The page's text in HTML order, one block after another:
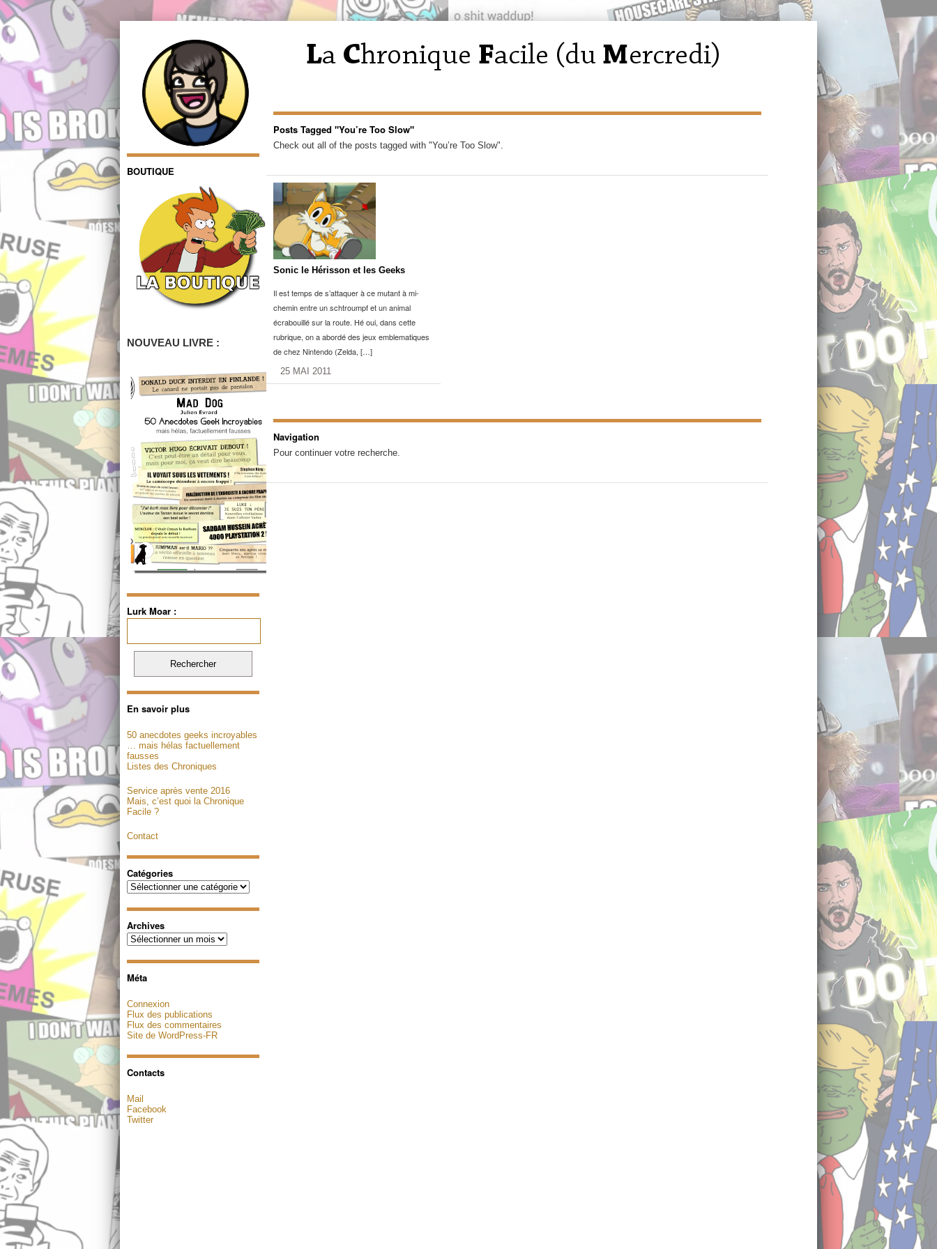
BOUTIQUE
NOUVEAU LIVRE :
Lurk Moar :
En savoir plus
50 anecdotes geeks incroyables
… mais hélas factuellement
fausses
Listes des Chroniques
Service après vente 2016
Mais, c’est quoi la Chronique
Facile ?
Contact
Catégories
Catégories
Archives
Archives
Méta
Connexion
Flux des publications
Flux des commentaires
Site de WordPress-FR
Contacts
Mail
Facebook
Twitter
Posts Tagged "You’re Too Slow"
Check out all of the posts tagged with "You’re Too Slow".
Sonic le Hérisson et les Geeks
Il est temps de s’attaquer à ce mutant à mi-
chemin entre un schtroumpf et un animal
écrabouillé sur la route. Hé oui, dans cette
rubrique, on a abordé des jeux emblematiques
de chez Nintendo (Zelda, […]
25 MAI 2011
Navigation
Pour continuer votre recherche.